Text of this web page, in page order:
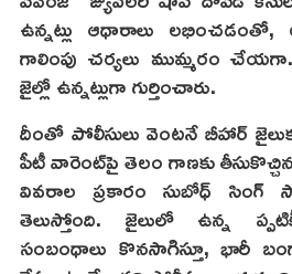
ఉన్నట్లు ఆధారాలు
గాలింపు చర్యలు ముమ్మరం
జైల్లో ఉన్నట్లుగా గుర్తించారు.
దీంతో పోలీసులు వెంటనే బీహార్
పీటీ వారెంట్‌పై తెలం గాణకు
వివరాల ప్రకారం సుబోధ్ సింగ్
తెలుస్తోంది. జైలులో ఉన్న
సంబంధాలు కొనసాగిస్తూ, భారీ